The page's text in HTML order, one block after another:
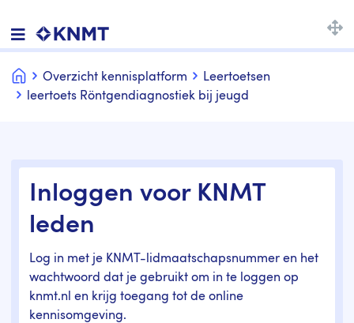
HomeOverzicht kennisplatform
Leertoetsen
leertoets Röntgendiagnostiek bij jeugd
Inloggen voor KNMT
leden
Log in met je KNMT-lidmaatschapsnummer en het
wachtwoord dat je gebruikt om in te loggen op
knmt.nl en krijg toegang tot de online
kennisomgeving.